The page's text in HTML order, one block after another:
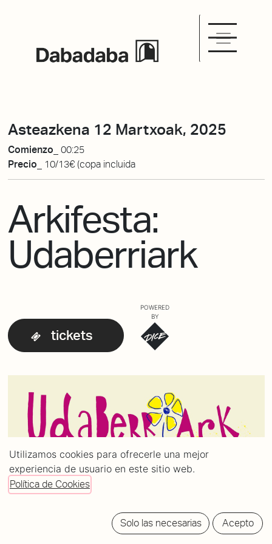
Asteazkena 12 Martxoak, 2025
Comienzo_ 00:25
Precio_
10/13€ (copa incluida
Arkifesta:
Udaberriark
tickets
POWERED
BY
Utilizamos cookies para ofrecerle una mejor
experiencia de usuario en este sitio web.
Política de Cookies
Solo las necesarias Acepto